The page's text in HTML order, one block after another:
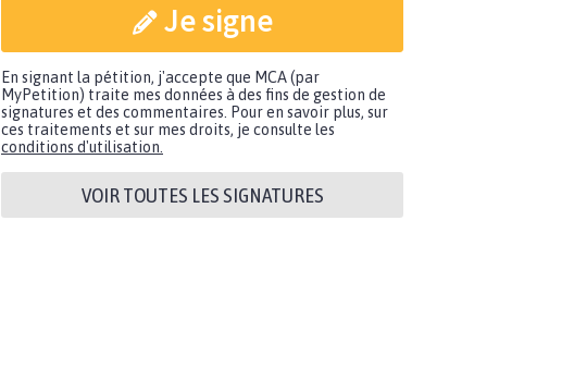
Je signe
En signant la pétition, j'accepte que MCA (par
MyPetition) traite mes données à des fins de gestion de
signatures et des commentaires. Pour en savoir plus, sur
ces traitements et sur mes droits, je consulte les
conditions d'utilisation.
VOIR TOUTES LES SIGNATURES